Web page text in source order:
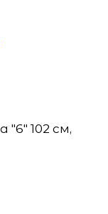
102 см,